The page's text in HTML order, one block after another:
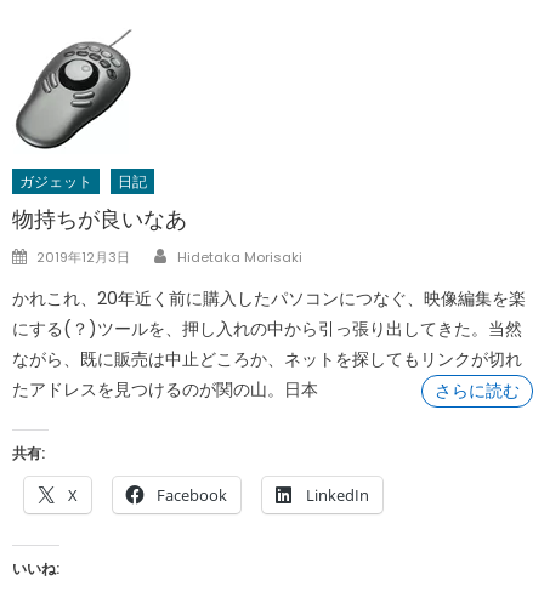
ガジェット 日記
物持ちが良いなあ
Posted
2019年12月3日 Author
Hidetaka Morisaki
かれこれ、20年近く前に購入したパソコンにつなぐ、映像編集を楽
にする(？)ツールを、押し入れの中から引っ張り出してきた。当然
ながら、既に販売は中止どころか、ネットを探してもリンクが切れ
たアドレスを見つけるのが関の山。日本
さらに読む
共有:
X Facebook LinkedIn
いいね: